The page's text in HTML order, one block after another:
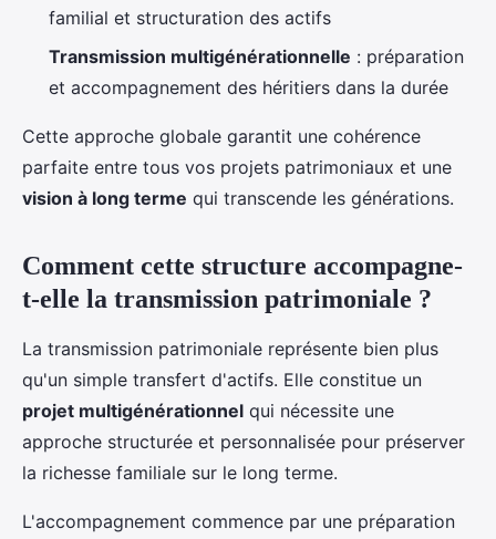
familial et structuration des actifs
Transmission multigénérationnelle : préparation
et accompagnement des héritiers dans la durée
Cette approche globale garantit une cohérence
parfaite entre tous vos projets patrimoniaux et une
vision à long terme qui transcende les générations.
Comment cette structure accompagne-
t-elle la transmission patrimoniale ?
La transmission patrimoniale représente bien plus
qu'un simple transfert d'actifs. Elle constitue un
projet multigénérationnel qui nécessite une
approche structurée et personnalisée pour préserver
la richesse familiale sur le long terme.
L'accompagnement commence par une préparation